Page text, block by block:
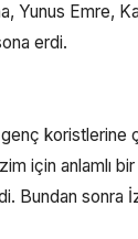
Yunus Emre,
erdi.
koristlerine
için anlamlı bir
Bundan sonra